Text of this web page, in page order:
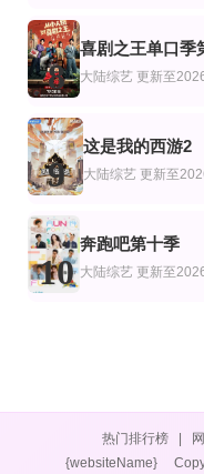
8
喜剧之王单口季
大陆综艺 更新至
9
这是我的西游2
大陆综艺 更新至
10
奔跑吧第十季
大陆综艺 更新至
热门排行榜
{websiteName}